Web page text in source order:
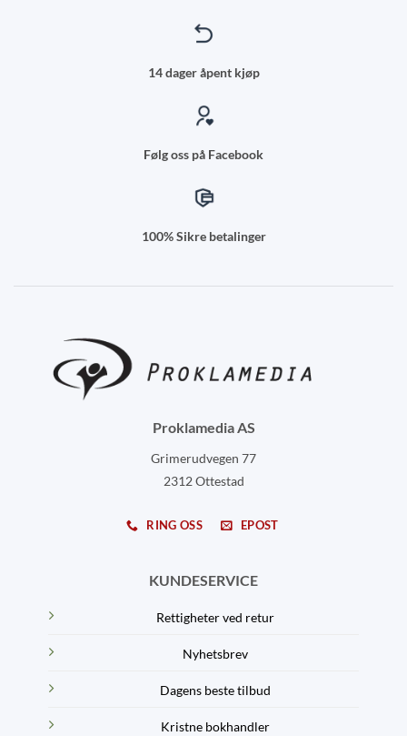
14 dager åpent kjøp
Følg oss på Facebook
100% Sikre betalinger
Proklamedia AS
Grimerudvegen 77
2312 Ottestad
RING OSS EPOST
KUNDESERVICE
Rettigheter ved retur
Nyhetsbrev
Dagens beste tilbud
Kristne bokhandler